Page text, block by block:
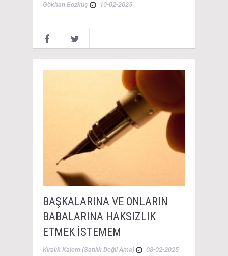
Gökhan Bozkuş 10-02-2025
BAŞKALARINA VE ONLARIN
BABALARINA HAKSIZLIK
ETMEK İSTEMEM
Kiralık Kalem (Satılık Değil Ama) 08-02-2025